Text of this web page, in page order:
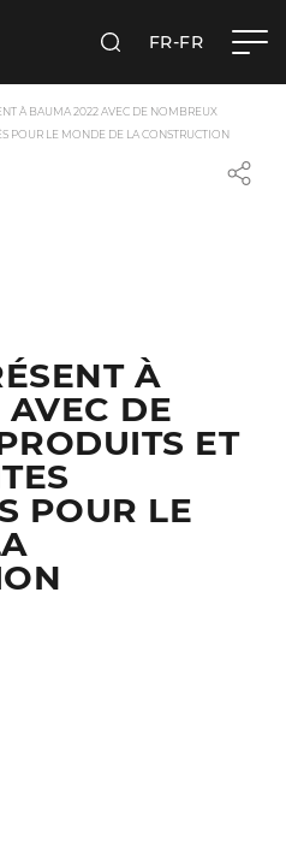
RECHERCHER
FR-FR
À BAUMA 2022 AVEC DE NOMBREUX
POUR LE MONDE DE LA CONSTRUCTION
À
DE
ET
POUR LE